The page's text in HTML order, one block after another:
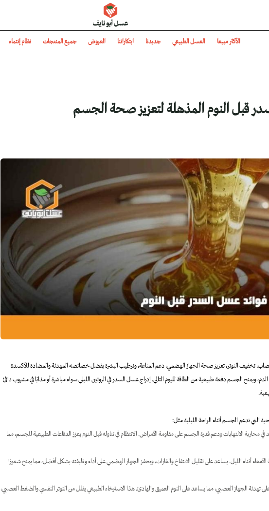
عسل أبو نايف
الأكثر مبيعا العسل الطبيعي جديدنا ابتكاراتنا العروض جميع المنتجات نظام إنتماء
تخفيف التوتر، تعزيز صحة الجهاز الهضمي، دعم المناعة، وترطيب البشرة بفضل خصائصه المهدئة والمضادة للأكسدة
ويمنح الجسم دفعة طبيعية من الطاقة لليوم التالي. إدراج عسل السدر في الروتين الليلي سواء مباشرة أو مذابًا في مشروب دافئ
تدعم الجسم أثناء الراحة الليلية مثل:
الالتهابات ودعم قدرة الجسم على مقاومة الأمراض. الانتظام في تناوله قبل النوم يعزز الدفاعات الطبيعية للجسم، مما
أثناء الليل. يساعد على تقليل الانتفاخ والغازات، ويحفز الجهاز الهضمي على أداء وظيفته بشكل أفضل، مما يمنح شعورًا
الجهاز العصبي، مما يساعد على النوم العميق والهادئ. هذا الاسترخاء الطبيعي يقلل من التوتر النفسي والضغط العصبي،